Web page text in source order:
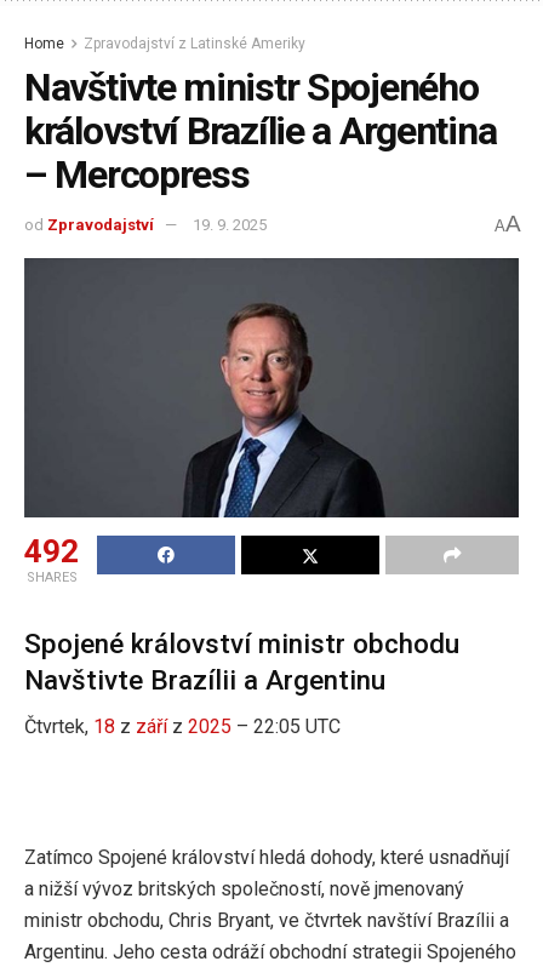
Home Zpravodajství z Latinské Ameriky
Navštivte ministr Spojeného
království Brazílie a Argentina
– Mercopress
od Zpravodajství 19. 9. 2025 AA
492
SHARES
Spojené království ministr obchodu
Navštivte Brazílii a Argentinu
Čtvrtek, 18 z záříz 2025 – 22:05 UTC
Zatímco Spojené království hledá dohody, které usnadňují
a nižší vývoz britských společností, nově jmenovaný
ministr obchodu, Chris Bryant, ve čtvrtek navštíví Brazílii a
Argentinu. Jeho cesta odráží obchodní strategii Spojeného